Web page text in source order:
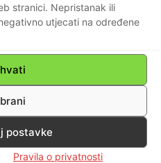
stranici. Nepristanak ili
utjecati na određene
postavke
Pravila o privatnosti
kojim se
do 1867.
tvrdi da velikani
jednako i
što nema
služi kao još
i provokacija
pisao.